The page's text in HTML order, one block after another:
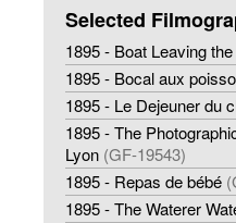
Selected
1895 - Boat Leaving
1895 - Bocal aux
1895 - Le Dejeuner du
1895 - The
Lyon (GF-19543)
1895 - Repas de bébé
1895 - The Waterer